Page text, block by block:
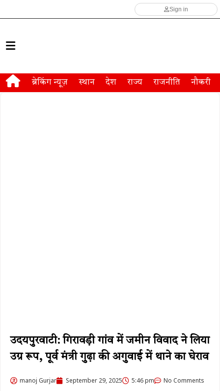
Sign in
ब्रेकिंग न्यूज़ स्थान देश राज्य राजनीति नौकरी
उदयपुरवाटी: गिरावड़ी गांव में जमीन विवाद ने लिया
उग्र रूप, पूर्व मंत्री गुढ़ा की अगुवाई में थाने का घेराव
manoj Gurjar September 29, 2025 5:46 pm No Comments